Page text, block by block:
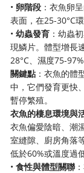
• 卵階段 ：衣魚卵
表面，在25-30°C
•幼蟲發育 ：幼蟲
現鱗片。體型增長
28°C、濕度75-
關鍵點 ：衣魚的體
中，它們發育更快
暫停繁殖。
衣魚的棲息環境與
衣魚偏愛陰暗、潮
室縫隙、廚房角落
低於60%或溫度過
•食性與體型關聯